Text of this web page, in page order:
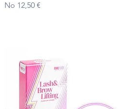
No 12,50 €
Izpārdošanas cena